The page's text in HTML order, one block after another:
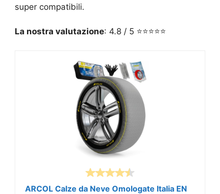
super compatibili.
La nostra valutazione: 4.8 / 5 ⭐⭐⭐⭐⭐
ARCOL Calze da Neve Omologate Italia EN